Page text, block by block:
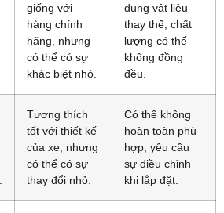
giống với
hàng chính
hãng, nhưng
có thể có sự
khác biệt nhỏ.
dụng vật liệu
thay thế, chất
lượng có thể
không đồng
đều.
Tương thích
tốt với thiết kế
của xe, nhưng
có thể có sự
thay đổi nhỏ.
Có thể không
hoàn toàn phù
hợp, yêu cầu
sự điều chỉnh
khi lắp đặt.